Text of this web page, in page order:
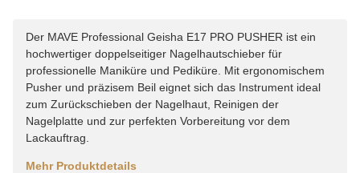
Der MAVE Professional Geisha E17 PRO PUSHER ist ein
hochwertiger doppelseitiger Nagelhautschieber für
professionelle Maniküre und Pediküre. Mit ergonomischem
Pusher und präzisem Beil eignet sich das Instrument ideal
zum Zurückschieben der Nagelhaut, Reinigen der
Nagelplatte und zur perfekten Vorbereitung vor dem
Lackauftrag.
Mehr Produktdetails